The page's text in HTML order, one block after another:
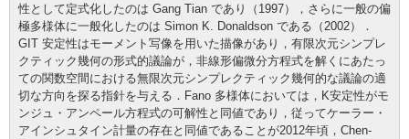
性として定式化したのは Gang Tian であり（1997），さらに一般の偏
極多様体に一般化したのは Simon K. Donaldson である（2002）．
GIT 安定性はモーメント写像を用いた描像があり，有限次元シンプレ
クティック幾何の形式的議論が，非線形偏微分方程式を解くにあたっ
ての関数空間における無限次元シンプレクティック幾何的な議論の適
切な方向を探る指針を与える．Fano 多様体においては，K安定性がモ
ンジュ・アンペール方程式の可解性と同値であり，従ってケーラー・
アインシュタイン計量の存在と同値であることが2012年頃，Chen-